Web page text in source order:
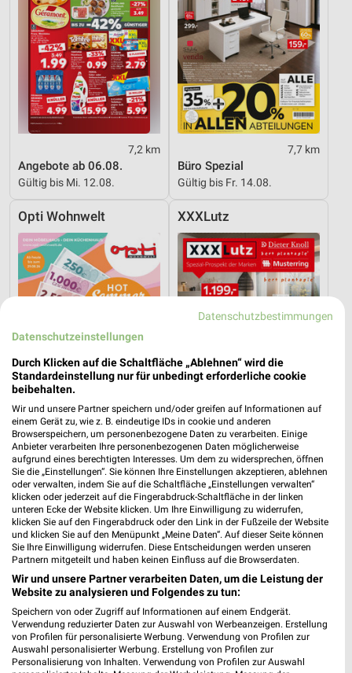
7,2 km
Angebote ab 06.08.
Gültig bis Mi. 12.08.
7,7 km
Büro Spezial
Gültig bis Fr. 14.08.
Opti Wohnwelt
48 km
Hot Sommer Sale
Gültig bis Sa. 29.08.
XXXLutz
7,7 km
Spezial-Prospekt der Marken
Gültig bis Fr. 21.08.
XXXLutz XXXLutz
Datenschutzbestimmungen
Datenschutzeinstellungen
Durch Klicken auf die Schaltfläche „Ablehnen“ wird die
Standardeinstellung nur für unbedingt erforderliche cookie
beibehalten.
Wir und unsere Partner speichern und/oder greifen auf Informationen auf
einem Gerät zu, wie z. B. eindeutige IDs in cookie und anderen
Browserspeichern, um personenbezogene Daten zu verarbeiten. Einige
Anbieter verarbeiten Ihre personenbezogenen Daten möglicherweise
aufgrund eines berechtigten Interesses. Um dem zu widersprechen, öffnen
Sie die „Einstellungen“. Sie können Ihre Einstellungen akzeptieren, ablehnen
oder verwalten, indem Sie auf die Schaltfläche „Einstellungen verwalten“
klicken oder jederzeit auf die Fingerabdruck-Schaltfläche in der linken
unteren Ecke der Website klicken. Um Ihre Einwilligung zu widerrufen,
klicken Sie auf den Fingerabdruck oder den Link in der Fußzeile der Website
und klicken Sie auf den Menüpunkt „Meine Daten“. Auf dieser Seite können
Sie Ihre Einwilligung widerrufen. Diese Entscheidungen werden unseren
Partnern mitgeteilt und haben keinen Einfluss auf die Browserdaten.
Wir und unsere Partner verarbeiten Daten, um die Leistung der
Website zu analysieren und Folgendes zu tun:
Speichern von oder Zugriff auf Informationen auf einem Endgerät.
Verwendung reduzierter Daten zur Auswahl von Werbeanzeigen. Erstellung
von Profilen für personalisierte Werbung. Verwendung von Profilen zur
Auswahl personalisierter Werbung. Erstellung von Profilen zur
Personalisierung von Inhalten. Verwendung von Profilen zur Auswahl